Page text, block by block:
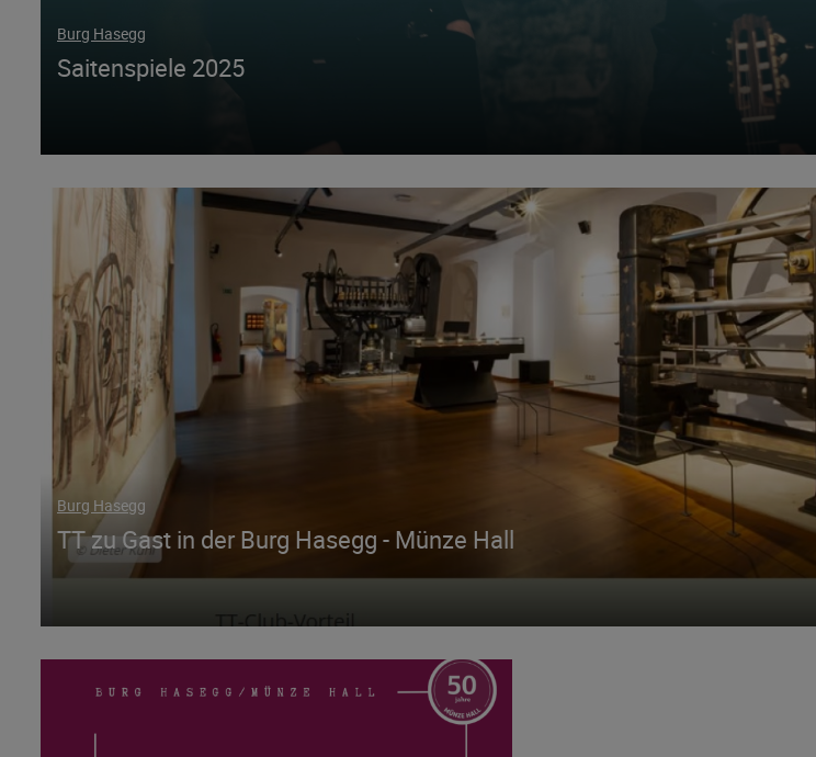
Burg Hasegg
Saitenspiele 2025
Burg Hasegg
TT zu Gast in der Burg Hasegg - Münze Hall